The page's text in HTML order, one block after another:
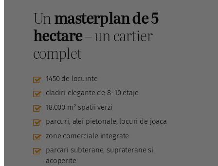
Unmasterplan de 5
hectare– un cartier
complet
1450 de locuinte
cladiri elegante de 8–10 etaje
18.000 m² spatii verzi
parcuri, alei pietonale, locuri de joaca
zone comerciale integrate
parcari subterane, supraterane si
acoperite